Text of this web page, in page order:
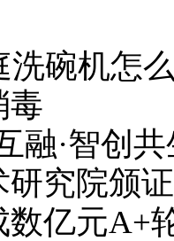
洗碗机怎
毒
融·智创
究院颁
数亿元A+